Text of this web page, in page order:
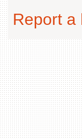
Report a